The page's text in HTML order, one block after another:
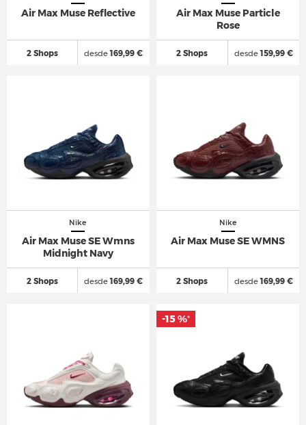
Air Max Muse Reflective
2 Shops desde169,99 €
Air Max Muse Particle
Rose
2 Shops desde159,99 €
Nike
Air Max Muse SE Wmns
Midnight Navy
2 Shops desde169,99 €
Nike
Air Max Muse SE WMNS
2 Shops desde169,99 €
-15 %*